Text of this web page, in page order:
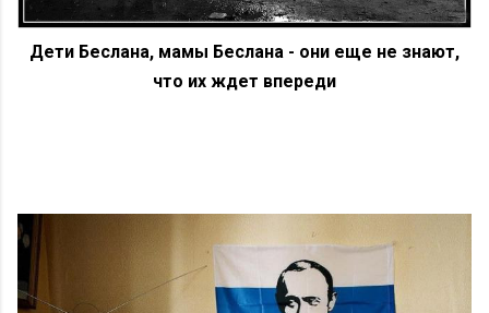
Дети Беслана, мамы Беслана - они еще не знают,
что их ждет впереди